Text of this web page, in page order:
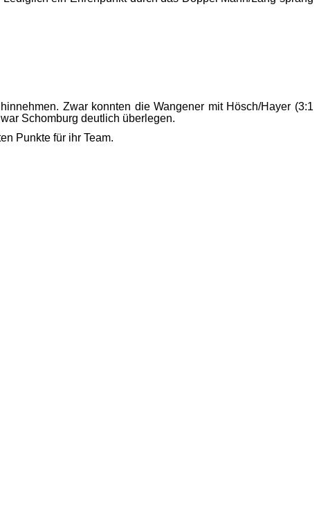
Zwar konnten die Wangener mit Hösch/Hayer (3:1
Schomburg deutlich überlegen.
Punkte für ihr Team.